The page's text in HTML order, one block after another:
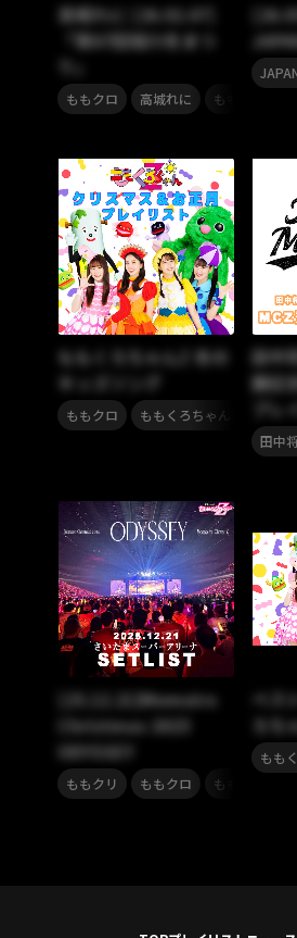
高城れに [26.02.07]
「第67回旭川冬まつ
ももクロ 高城れに ももいろクロ
ももくろちゃんZ 冬の
キッズソング
ももクロ ももくろちゃんZ もも
田中
勝記
田中
[25.12.21]Momoiro
Christmas 2025
ODYSSEY
ももクリ ももクロ ももいろクロ
ベ
ろち
もも